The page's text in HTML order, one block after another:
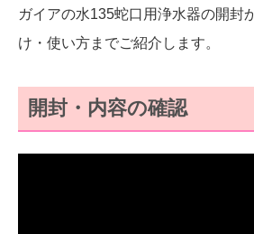
ガイアの水135蛇口用浄水器の開封
け・使い方までご紹介します。
開封・内容の確認